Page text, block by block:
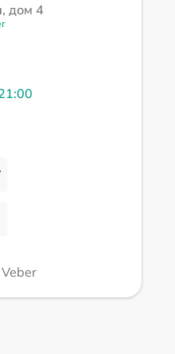
дом 4